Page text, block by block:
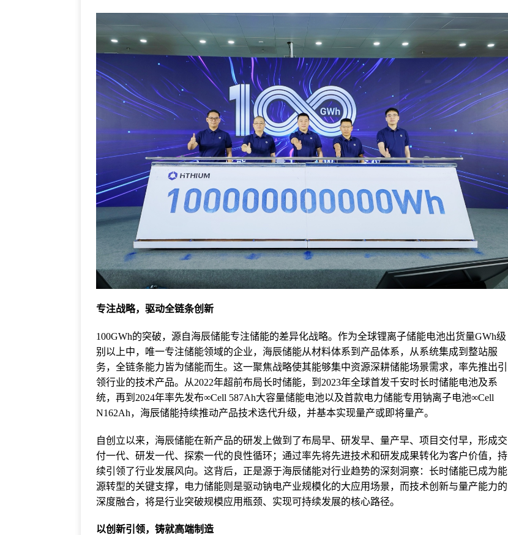
专注战略，驱动全链条创新
100GWh的突破，源自海辰储能专注储能的差异化战略。作为全球锂离子储能电池出货量GWh级
别以上中，唯一专注储能领域的企业，海辰储能从材料体系到产品体系，从系统集成到整站服
务，全链条能力皆为储能而生。这一聚焦战略使其能够集中资源深耕储能场景需求，率先推出引
领行业的技术产品。从2022年超前布局长时储能，到2023年全球首发千安时长时储能电池及系
统，再到2024年率先发布∞Cell 587Ah大容量储能电池以及首款电力储能专用钠离子电池∞Cell
N162Ah，海辰储能持续推动产品技术迭代升级，并基本实现量产或即将量产。
自创立以来，海辰储能在新产品的研发上做到了布局早、研发早、量产早、项目交付早，形成交
付一代、研发一代、探索一代的良性循环；通过率先将先进技术和研发成果转化为客户价值，持
续引领了行业发展风向。这背后，正是源于海辰储能对行业趋势的深刻洞察：长时储能已成为能
源转型的关键支撑，电力储能则是驱动钠电产业规模化的大应用场景，而技术创新与量产能力的
深度融合，将是行业突破规模应用瓶颈、实现可持续发展的核心路径。
以创新引领，铸就高端制造